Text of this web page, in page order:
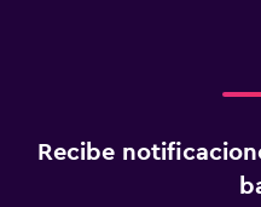
Recibe